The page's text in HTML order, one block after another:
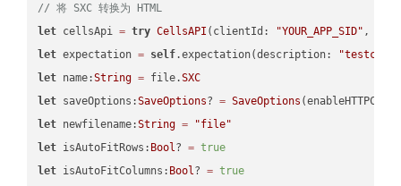
// 将 SXC 转换为 HTML
let cellsApi = try CellsAPI (clientId: "YOUR_APP_SID" ,
let expectation = self.expectation(description:
let name:String = file.SXC
let saveOptions:SaveOptions? = SaveOptions
let newfilename:String =
"file"
let isAutoFitRows: Bool? = true
let isAutoFitColumns: Bool? = true